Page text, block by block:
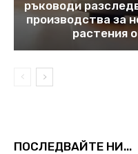
ръководи
производства за
растения
ПОСЛЕДВАЙТЕ НИ...